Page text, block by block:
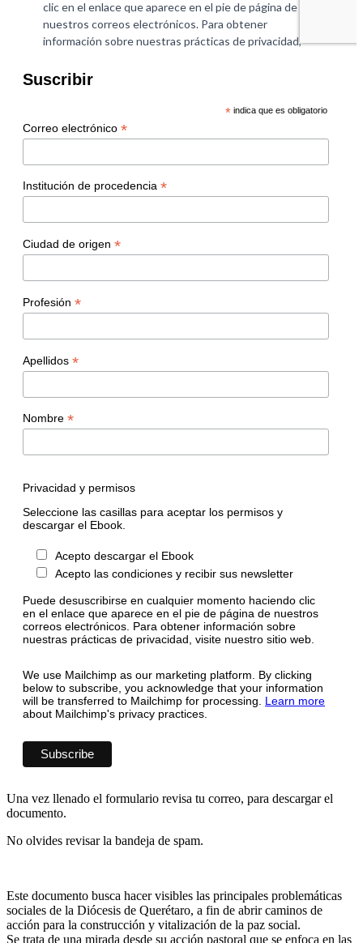
Suscribir
* indica que es obligatorio
Correo electrónico *
Institución de procedencia *
Ciudad de origen *
Profesión *
Apellidos *
Nombre *
Privacidad y permisos
Seleccione las casillas para aceptar los permisos y
descargar el Ebook.
Acepto descargar el Ebook
Acepto las condiciones y recibir sus newsletter
Puede desuscribirse en cualquier momento haciendo clic
en el enlace que aparece en el pie de página de nuestros
correos electrónicos. Para obtener información sobre
nuestras prácticas de privacidad, visite nuestro sitio web.
We use Mailchimp as our marketing platform. By clicking
below to subscribe, you acknowledge that your information
will be transferred to Mailchimp for processing. Learn more
about Mailchimp's privacy practices.
Una vez llenado el formulario revisa tu correo, para descargar el
documento.
No olvides revisar la bandeja de spam.
Este documento busca hacer visibles las principales problemáticas
sociales de la Diócesis de Querétaro, a fin de abrir caminos de
acción para la construcción y vitalización de la paz social.
Se trata de una mirada desde su acción pastoral que se enfoca en las